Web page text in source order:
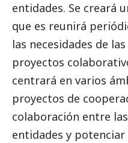
entidades. Se creará
que es reunirá
las necesidades de
proyectos
centrará en varios
proyectos de
colaboración entre
entidades y potenciar